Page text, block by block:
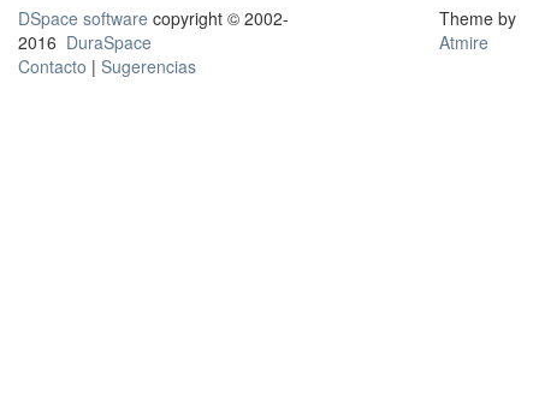
DSpace software copyright © 2002-
2016 DuraSpace
Contacto | Sugerencias
Theme by
Atmire